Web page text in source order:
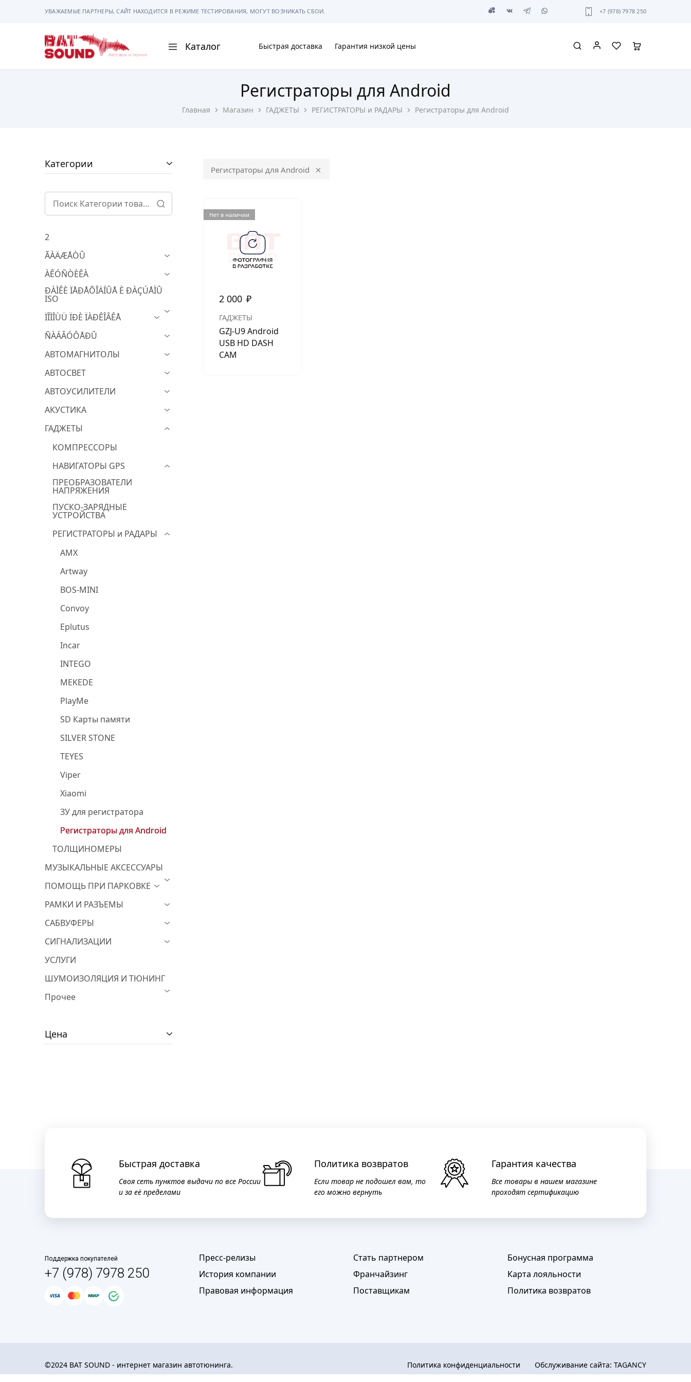
УВАЖАЕМЫЕ ПАРТНЕРЫ, САЙТ НАХОДИТСЯ В РЕЖИМЕ ТЕСТИРОВАНИЯ, МОГУТ ВОЗНИКАТЬ СБОИ. +7 (978) 7978 250
BAT
Sound
Каталог
АВТОСВЕТ
ГАДЖЕТЫ
СИГНАЛИЗАЦИИ
ПОМОЩЬ ПРИ ПАРКОВКЕ
МУЗЫКАЛЬНЫЕ АКСЕССУАРЫ
ШУМОИЗОЛЯЦИЯ
КОВРИКИ и ХИМИЯ
Быстрая доставка Гарантия низкой цены
Главная Магазин ГАДЖЕТЫ РЕГИСТРАТОРЫ и РАДАРЫ Регистраторы для Android
Регистраторы для Android
Регистраторы для Android
Нет в наличии
2 000 ₽
ГАДЖЕТЫ
GZJ-U9 Android
USB HD DASH
CAM
Категории
2
ÃÀÄÆÅÒÛ
ÀÊÓÑÒÈÊÀ
ÐÀÌÊÈ ÏÅÐÅÕÎÄÍÛÅ È ÐÀÇÚÅÌÛ
ISO
ÏÎÌÎÙÜ ÏÐÈ ÏÀÐÊÎÂÊÅ
ÑÀÁÂÓÔÅÐÛ
АВТОМАГНИТОЛЫ
АВТОСВЕТ
АВТОУСИЛИТЕЛИ
АКУСТИКА
ГАДЖЕТЫ
КОМПРЕССОРЫ
НАВИГАТОРЫ GPS
ПРЕОБРАЗОВАТЕЛИ
НАПРЯЖЕНИЯ
ПУСКО-ЗАРЯДНЫЕ
УСТРОЙСТВА
РЕГИСТРАТОРЫ и РАДАРЫ
AMX
Artway
BOS-MINI
Convoy
Eplutus
Incar
INTEGO
MEKEDE
PlayMe
SD Карты памяти
SILVER STONE
TEYES
Viper
Xiaomi
ЗУ для регистратора
Регистраторы для Android
ТОЛЩИНОМЕРЫ
МУЗЫКАЛЬНЫЕ АКСЕССУАРЫ
ПОМОЩЬ ПРИ ПАРКОВКЕ
РАМКИ И РАЗЪЕМЫ
САБВУФЕРЫ
СИГНАЛИЗАЦИИ
УСЛУГИ
ШУМОИЗОЛЯЦИЯ И ТЮНИНГ
Прочее
Цена
Быстрая доставка
Своя сеть пунктов выдачи по все России
и за её пределами
Политика возвратов
Если товар не подошел вам, то
его можно вернуть
Гарантия качества
Все товары в нашем магазине
проходят сертификацию
Поддержка покупателей
+7 (978) 7978 250
Пресс-релизы
История компании
Правовая информация
Стать партнером
Франчайзинг
Поставщикам
Бонусная программа
Карта лояльности
Политика возвратов
©2024 BAT SOUND - интернет магазин автотюнинга. Политика конфиденциальности Обслуживание сайта: TAGANCY